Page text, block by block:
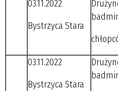
03.11.2022
Bystrzyca Stara
03.11.2022
Bystrzyca Stara